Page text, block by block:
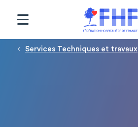
Fil d'Ariane
Services Techniques et travaux
Panneau de gestion des cookies